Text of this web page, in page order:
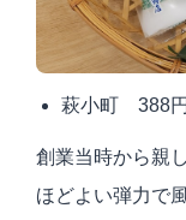
萩小町 388円
創業当時から親
ほどよい弾力で